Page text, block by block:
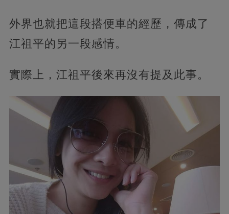
外界也就把這段搭便車的經歷，傳成了
江祖平的另一段感情。
實際上，江祖平後來再沒有提及此事。